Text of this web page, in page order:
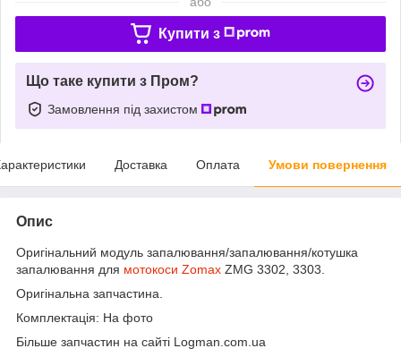
Купити з
Що таке купити з Пром?
Замовлення під захистом
Доставка Оплата Умови повернення
Опис
Оригінальний модуль запалювання/запалювання/котушка
запалювання для мотокоси Zomax ZMG 3302, 3303.
Оригінальна запчастина.
Комплектація: На фото
Більше запчастин на сайті Logman.com.ua